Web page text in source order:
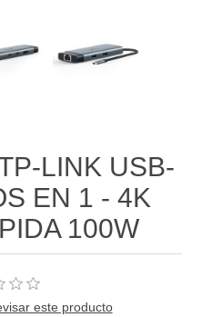
LINK USB-
EN 1 - 4K
100W
este producto